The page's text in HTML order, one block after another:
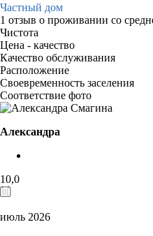
Частный дом
1 отзыв о проживании со
Чистота
Цена - качество
Качество обслуживания
Расположение
Своевременность заселения
Соответствие фото
Александра
10,0
июль 2026